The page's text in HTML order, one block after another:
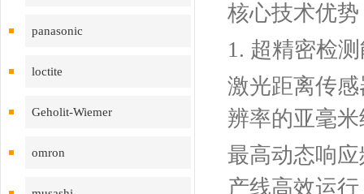
panasonic
loctite
Geholit-Wiemer
omron
核心技术优势
1. ‌超精密检
激光距离传
辨率的亚毫
最高动态响
产线高效运